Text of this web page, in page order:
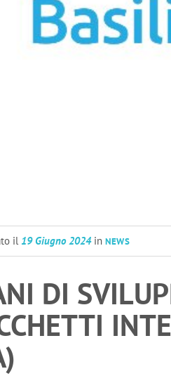
il 19 Giugno 2024in NEWS
DI